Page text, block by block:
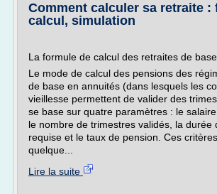
Comment calculer sa retraite :
calcul, simulation
La formule de calcul des retraites de base
Le mode de calcul des pensions des
de base en annuités (dans lesquels les
vieillesse permettent de valider des
se base sur quatre paramètres : le
le nombre de trimestres validés, la durée
requise et le taux de pension. Ces
quelque...
Lire la suite